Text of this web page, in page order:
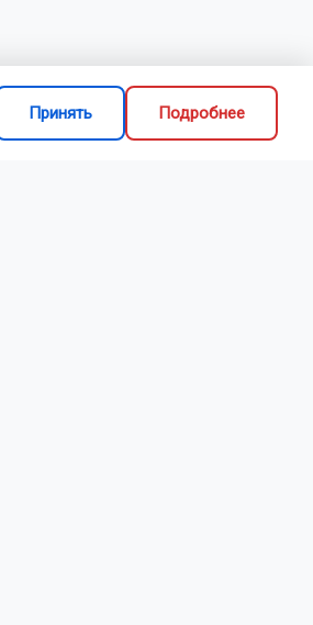
Принять Подробнее